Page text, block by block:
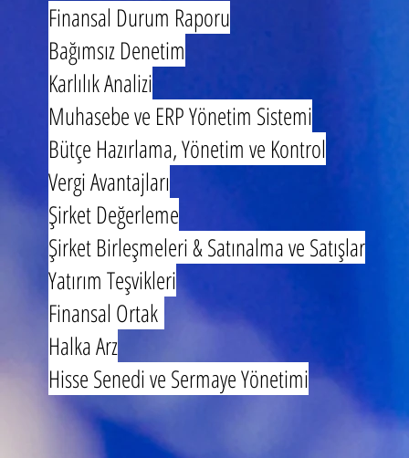
Finansal Durum Raporu
Bağımsız Denetim
Karlılık Analizi
Muhasebe ve ERP Yönetim Sistemi
Bütçe Hazırlama, Yönetim ve Kontrol
Vergi Avantajları
Şirket Değerleme
Şirket Birleşmeleri & Satınalma ve Satışlar
Yatırım Teşvikleri
Finansal Ortak
Halka Arz
Hisse Senedi ve Sermaye Yönetimi